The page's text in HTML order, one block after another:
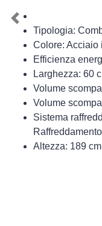
Tipologia:
Colore: Acciaio
Efficienza
Larghezza: 60
Volume
Volume
Sistema
Altezza: 189 cm
Previous